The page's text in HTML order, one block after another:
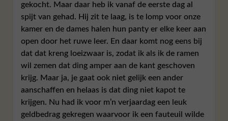
gekocht. Maar daar heb ik vanaf de eerste dag al
spijt van gehad. Hij zit te laag, is te lomp voor onze
kamer en de dames halen hun panty er elke keer aan
open door het ruwe leer. En daar komt nog eens bij
dat dat kreng loeizwaar is, zodat ik als ik de ramen
wil zemen dat ding amper aan de kant geschoven
krijg. Maar ja, je gaat ook niet gelijk een ander
aanschaffen en helaas is dat ding niet kapot te
krijgen. Nu had ik voor m’n verjaardag een leuk
geldbedrag gekregen waarvoor ik een fauteuil wilde